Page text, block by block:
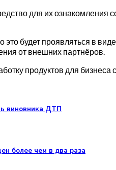
для их
будет проявляться в
от внешних партнёров.
продуктов для
виновника ДТП
более чем в два раза